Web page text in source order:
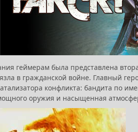
геймерам была представлена
в гражданской войне. Главный
конфликта: бандита по
оружия и насыщенная